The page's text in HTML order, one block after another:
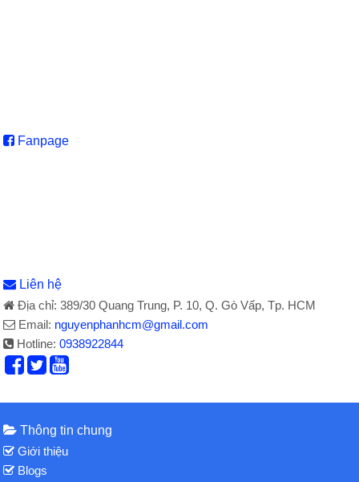
Fanpage
Liên hệ
Địa chỉ: 389/30 Quang Trung, P. 10, Q. Gò Vấp, Tp. HCM
Email: nguyenphanhcm@gmail.com
Hotline:0938922844
Thông tin chung
Giới thiệu
Blogs